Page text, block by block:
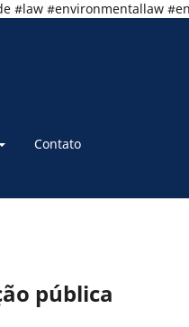
#law #environmentallaw
Contato
pública